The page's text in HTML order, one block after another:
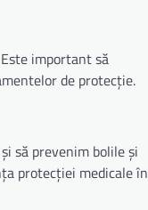
important să
de protecție.
să prevenim bolile și
protecției medicale în